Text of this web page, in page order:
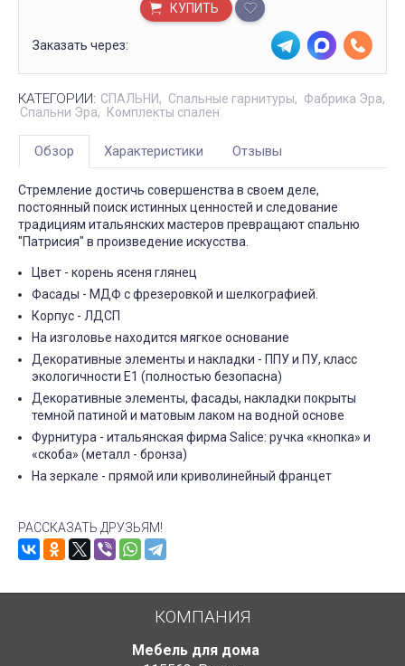
КУПИТЬ
Заказать через:
КАТЕГОРИИ: СПАЛЬНИ Спальные гарнитуры
Фабрика Эра
Спальни Эра
Комплекты спален
Обзор Характеристики Отзывы
Стремление достичь совершенства в своем деле,
постоянный поиск истинных ценностей и следование
традициям итальянских мастеров превращают спальню
"Патрисия" в произведение искусства.
Цвет - корень ясеня глянец
Фасады - МДФ с фрезеровкой и шелкографией.
Корпус - ЛДСП
На изголовье находится мягкое основание
Декоративные элементы и накладки - ППУ и ПУ, класс
экологичности Е1 (полностью безопасна)
Декоративные элементы, фасады, накладки покрыты
темной патиной и матовым лаком на водной основе
Фурнитура - итальянская фирма Salice: ручка «кнопка» и
«скоба» (металл - бронза)
На зеркале - прямой или криволинейный францет
РАССКАЗАТЬ ДРУЗЬЯМ!
КОМПАНИЯ
Мебель для дома